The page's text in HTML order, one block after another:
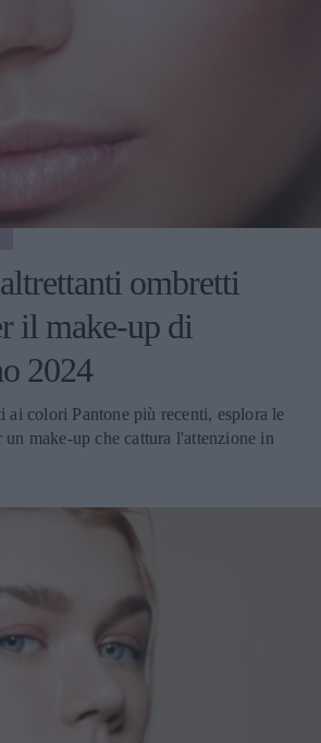
ombretti
il make-up di
2024
ai colori Pantone più recenti, esplora le
un make-up che cattura l'attenzione in